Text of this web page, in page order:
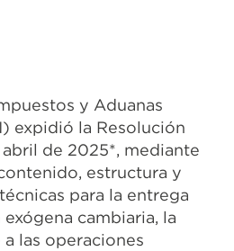
y Aduanas
expidió la Resolución
de 2025*, mediante
estructura y
para la entrega
cambiaria, la
las operaciones